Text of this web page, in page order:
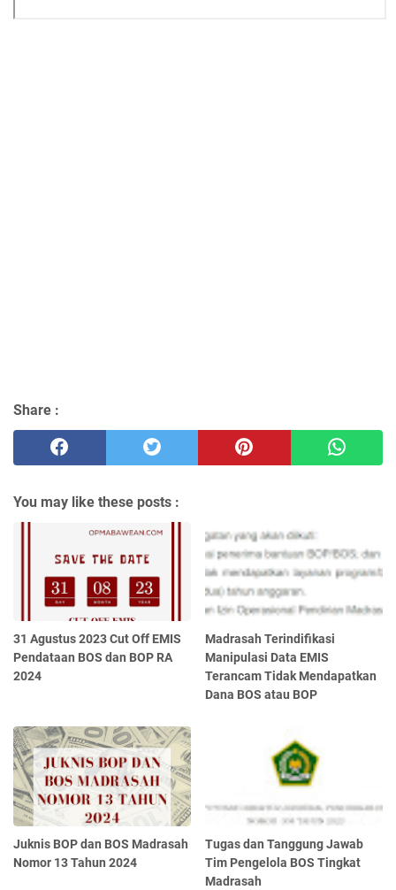
Share :
You may like these posts :
31 Agustus 2023 Cut Off EMIS
Pendataan BOS dan BOP RA
2024
Madrasah Terindifikasi
Manipulasi Data EMIS
Terancam Tidak Mendapatkan
Dana BOS atau BOP
Juknis BOP dan BOS Madrasah
Nomor 13 Tahun 2024
Tugas dan Tanggung Jawab
Tim Pengelola BOS Tingkat
Madrasah